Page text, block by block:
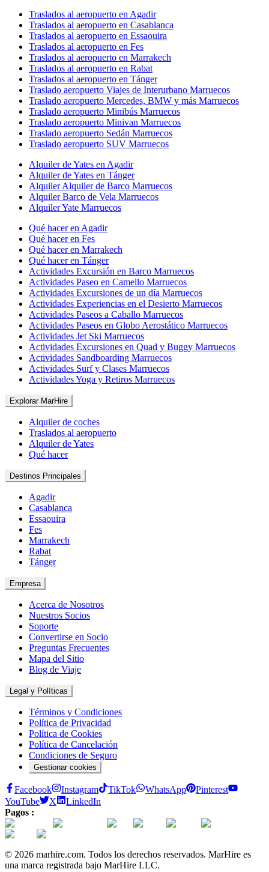
Traslados al aeropuerto en Agadir
Traslados al aeropuerto en Casablanca
Traslados al aeropuerto en Essaouira
Traslados al aeropuerto en Fes
Traslados al aeropuerto en Marrakech
Traslados al aeropuerto en Rabat
Traslados al aeropuerto en Tánger
Traslado aeropuerto Viajes de Interurbano Marruecos
Traslado aeropuerto Mercedes, BMW y más Marruecos
Traslado aeropuerto Minibús Marruecos
Traslado aeropuerto Minivan Marruecos
Traslado aeropuerto Sedán Marruecos
Traslado aeropuerto SUV Marruecos
Alquiler de Yates en Agadir
Alquiler de Yates en Tánger
Alquiler Alquiler de Barco Marruecos
Alquiler Barco de Vela Marruecos
Alquiler Yate Marruecos
Qué hacer en Agadir
Qué hacer en Fes
Qué hacer en Marrakech
Qué hacer en Tánger
Actividades Excursión en Barco Marruecos
Actividades Paseo en Camello Marruecos
Actividades Excursiones de un día Marruecos
Actividades Experiencias en el Desierto Marruecos
Actividades Paseos a Caballo Marruecos
Actividades Paseos en Globo Aerostático Marruecos
Actividades Jet Ski Marruecos
Actividades Excursiones en Quad y Buggy Marruecos
Actividades Sandboarding Marruecos
Actividades Surf y Clases Marruecos
Actividades Yoga y Retiros Marruecos
Explorar MarHire
Alquiler de coches
Traslados al aeropuerto
Alquiler de Yates
Qué hacer
Destinos Principales
Agadir
Casablanca
Essaouira
Fes
Marrakech
Rabat
Tánger
Empresa
Acerca de Nosotros
Nuestros Socios
Soporte
Convertirse en Socio
Preguntas Frecuentes
Mapa del Sitio
Blog de Viaje
Legal y Políticas
Términos y Condiciones
Política de Privacidad
Política de Cookies
Política de Cancelación
Condiciones de Seguro
Gestionar cookies
Facebook Instagram TikTok WhatsApp
Pinterest
YouTube
X
LinkedIn
Pagos :
© 2026 marhire.com. Todos los derechos reservados. MarHire es
una marca registrada bajo MarHire LLC.